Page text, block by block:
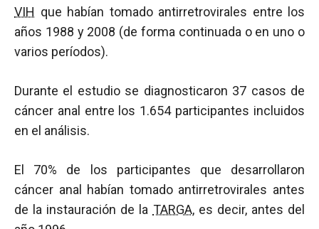
VIH que habían tomado antirretrovirales entre los
años 1988 y 2008 (de forma continuada o en uno o
varios períodos).
Durante el estudio se diagnosticaron 37 casos de
cáncer anal entre los 1.654 participantes incluidos
en el análisis.
El 70% de los participantes que desarrollaron
cáncer anal habían tomado antirretrovirales antes
de la instauración de la TARGA, es decir, antes del